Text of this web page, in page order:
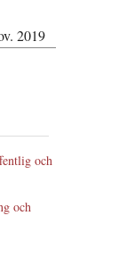
2019
och
och